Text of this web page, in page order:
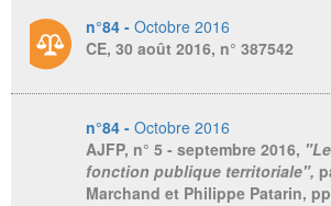
n°84 - Octobre 2016
CE, 30 août 2016, n° 387542
n°84 - Octobre 2016
AJFP, n° 5 - septembre 2016,
fonction publique territoriale",
Marchand et Philippe Patarin,